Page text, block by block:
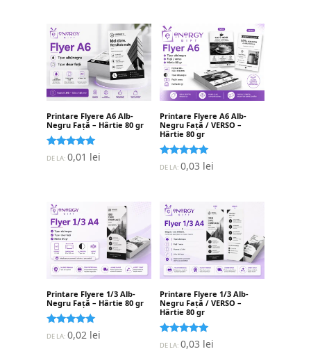
Printare Flyere A6 Alb-
Negru Față – Hârtie 80 gr
Evaluat la
5.00
DE LA:0,01 lei
Printare Flyere A6 Alb-
Negru Față / VERSO –
Hârtie 80 gr
Evaluat la
5.00
DE LA:0,03 lei
Printare Flyere 1/3 Alb-
Negru Față – Hârtie 80 gr
Evaluat la
5.00
DE LA:0,02 lei
Printare Flyere 1/3 Alb-
Negru Față / VERSO –
Hârtie 80 gr
Evaluat la
5.00
DE LA:0,03 lei